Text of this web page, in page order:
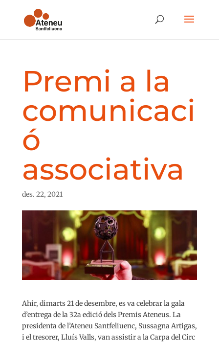
Premi a la
comunicaci
ó
associativa
des. 22, 2021
Ahir, dimarts 21 de desembre, es va celebrar la gala
d’entrega de la 32a edició dels Premis Ateneus. La
presidenta de l’Ateneu Santfeliuenc, Sussagna Artigas,
i el tresorer, Lluís Valls, van assistir a la Carpa del Circ